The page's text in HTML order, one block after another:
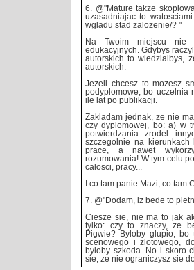
6. @"Mature takze
uzasadniajac to
wgladu stad zalozenie/? "
Na Twoim miejscu nie
edukacyjnych. Gdybys
autorskich to wiedzialbys,
autorskich.
Jezeli chcesz to mozesz
podyplomowe, bo uczelnia
ile lat po publikacji.
Zakladam jednak, ze nie
czy dyplomowej, bo: a) w
potwierdzania zrodel
szczegolnie na kierunkach
prace, a nawet
rozumowania! W tym celu
calosci, pracy...
I co tam panie Mazi, co tam
7. @"Dodam, iz bede to
Ciesze sie, nie ma to jak
tylko: czy to znaczy, ze
Pigwie? Byloby glupio, bo
scenowego i zlotowego,
byloby szkoda. No i skoro
sie, ze nie ograniczysz sie